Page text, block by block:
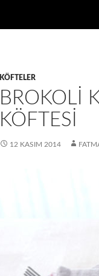
KÖFTELER
BROKOLI
KÖFTESI
12 KASIM 2014